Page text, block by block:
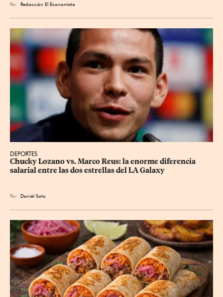
Por Redacción El Economista
DEPORTES
Chucky Lozano vs. Marco Reus: la enorme diferencia
salarial entre las dos estrellas del LA Galaxy
Por Daniel Soto